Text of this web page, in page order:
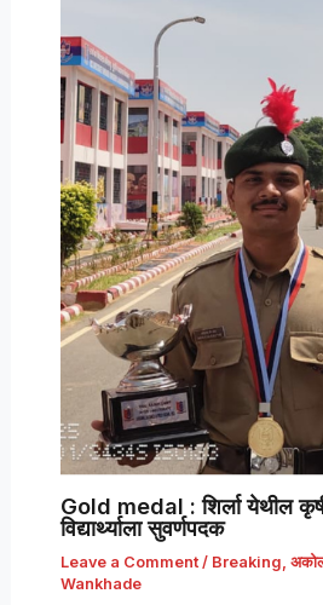
Gold medal : शिर्ला येथील कृषी
विद्यार्थ्याला सुवर्णपदक
Leave a Comment / Breaking,
Wankhade